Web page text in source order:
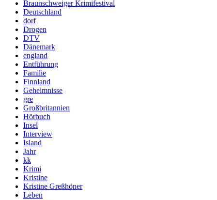
Braunschweiger Krimifestival
Deutschland
dorf
Drogen
DTV
Dänemark
england
Entführung
Familie
Finnland
Geheimnisse
gre
Großbritannien
Hörbuch
Insel
Interview
Island
Jahr
kk
Krimi
Kristine
Kristine Greßhöner
Leben